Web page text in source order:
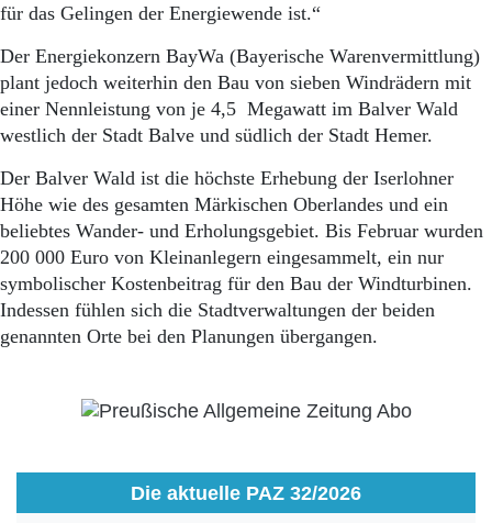
für das Gelingen der Energiewende ist.“
Der Energiekonzern BayWa (Bayerische Warenvermittlung)
plant jedoch weiterhin den Bau von sieben Windrädern mit
einer Nennleistung von je 4,5 Megawatt im Balver Wald
westlich der Stadt Balve und südlich der Stadt Hemer.
Der Balver Wald ist die höchste Erhebung der Iserlohner
Höhe wie des gesamten Märkischen Oberlandes und ein
beliebtes Wander- und Erholungsgebiet. Bis Februar wurden
200 000 Euro von Kleinanlegern eingesammelt, ein nur
symbolischer Kostenbeitrag für den Bau der Windturbinen.
Indessen fühlen sich die Stadtverwaltungen der beiden
genannten Orte bei den Planungen übergangen.
Die aktuelle PAZ 32/2026